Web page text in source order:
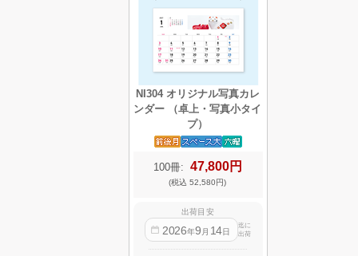
NI304 オリジナル写真カレ
ンダー （卓上・写真小タイ
プ）
100冊: 47,800円
(税込 52,580円)
出荷目安
2026年9 月 14日
迄に
出荷